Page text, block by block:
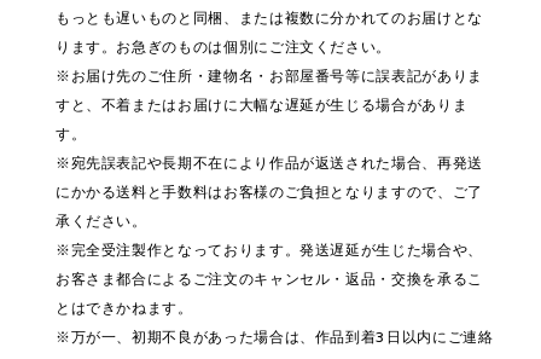
もっとも遅いものと同梱、または複数に分かれてのお届けとな
ります。お急ぎのものは個別にご注文ください。
※お届け先のご住所・建物名・お部屋番号等に誤表記がありま
すと、不着またはお届けに大幅な遅延が生じる場合がありま
す。
※宛先誤表記や長期不在により作品が返送された場合、再発送
にかかる送料と手数料はお客様のご負担となりますので、ご了
承ください。
※完全受注製作となっております。発送遅延が生じた場合や、
お客さま都合によるご注文のキャンセル・返品・交換を承るこ
とはできかねます。
※万が一、初期不良があった場合は、作品到着3日以内にご連絡